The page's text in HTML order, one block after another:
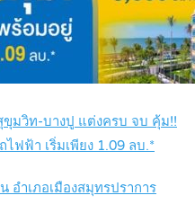
ขุมวิท-บางปู แต่งครบ จบ คุ้ม!!
ฟฟ้า เริ่มเพียง 1.09 ลบ.*
อำเภอเมืองสมุทรปราการ